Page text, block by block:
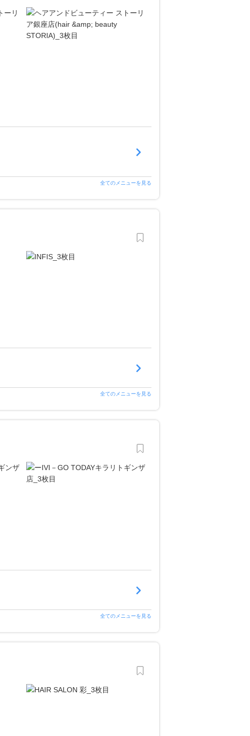
全てのメニューを見る
全てのメニューを見る
全てのメニューを見る